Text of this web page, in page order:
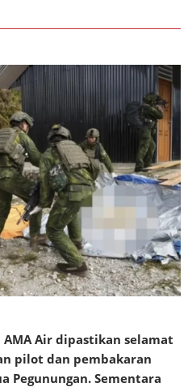
Air dipastikan selamat
pilot dan pembakaran
Pegunungan. Sementara